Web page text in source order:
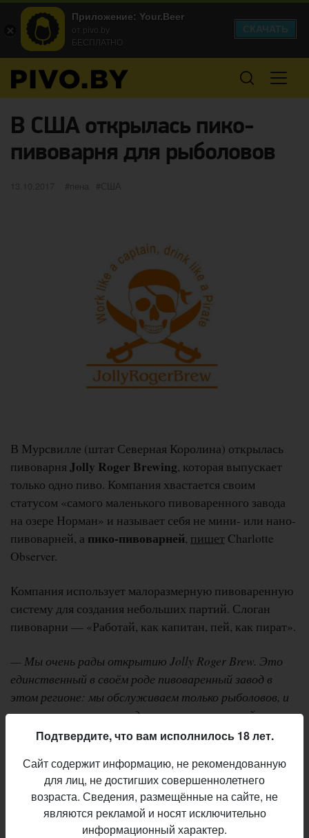
В США открылась пико-
пивоварня для рыболовов
Опубликовано
13.10.2017 категории
пена Метки
США
В Мурсвилле (штат Северная Королина) открылась
пивоварня Jolly Roger Brewing, которая выпускает
только одно пиво. Компания хвастается своим
статусом «самого маленького пивоваренного завода
на озере Норман» и называет себя не мини- или нано-
пивоварней, а пико-пивоварней, пишет Charlotte
Observer.
Компания использует малоразмерную пивоваренную
систему для создания небольших партий. Слоган
пивоварни — «Работай, как капитан, пей, как пират».
— Мы очень рады открытию Jolly Roger Brew. Это
единственный в своём роде пивоваренный завод в
этом регионе: мы обслуживаем только рыболовов, и
мы выпускаем только одно пиво: тропический
двойной IPA, — отметил Тони Филипп, «владелец и
The Island Double IPA содержит 7,3% алкоголя, имеет
яркий цитрусовый аромат и вкус.
Подтвердите, что вам исполнилось 18 лет.
Сайт содержит информацию, не рекомендованную
для лиц, не достигших совершеннолетнего
возраста. Сведения, размещённые на сайте, не
являются рекламой и носят исключительно
информационный характер.
Приложение: Your.Beer
от pivo.by
БЕСПЛАТНО
СКАЧАТЬ